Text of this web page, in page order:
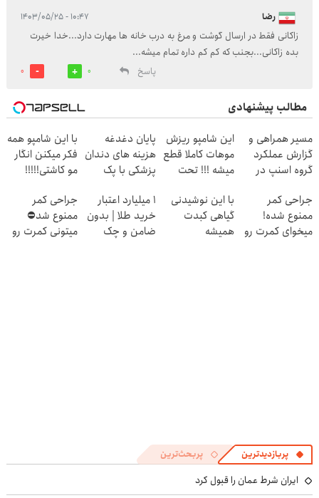
رضا ۱۰:۴۷ - ۱۴۰۳/۰۵/۲۵
زاکانی فقط در ارسال گوشت و مرغ به درب خانه ها مهارت دارد...خدا خیرت
بده زاکانی...بجنب که کم کم داره تمام میشه...
پاسخ
0
0
مطالب پیشنهادی
مسیر همراهی و
گزارش عملکرد
گروه اسنپ در
این شامپو ریزش
موهات کاملا قطع
میشه !!! تحت
پایان دغدغه
هزینه های دندان
پزشکی با پک
خانگی
با این شامپو همه
فکر میکنن انگار
مو کاشتی!!!!!
جراحی کمر
ممنوع شده!
میخوای کمرت رو
با این نوشیدنی
گیاهی کبدت
همیشه
۱ میلیارد اعتبار
خرید طلا | بدون
ضامن و چک
جراحی کمر
ممنوع شد⛔
میتونی کمرت رو
پربازدیدترین پربحث‌ترین
ایران شرط عمان را قبول کرد